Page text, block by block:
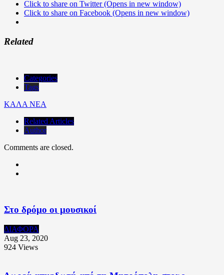
Click to share on Twitter (Opens in new window)
Click to share on Facebook (Opens in new window)
Related
Categories
Tags
ΚΑΛΑ ΝΕΑ
Related Articles
Author
Comments are closed.
Στο δρόμο οι μουσικοί
ΔΙΑΦΟΡΑ
Aug 23, 2020
924 Views